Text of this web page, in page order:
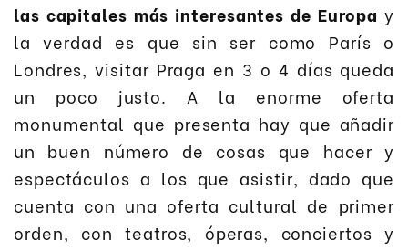
las capitales más interesantes de Europa y
la verdad es que sin ser como París o
Londres, visitar Praga en 3 o 4 días queda
un poco justo. A la enorme oferta
monumental que presenta hay que añadir
un buen número de cosas que hacer y
espectáculos a los que asistir, dado que
cuenta con una oferta cultural de primer
orden, con teatros, óperas, conciertos y